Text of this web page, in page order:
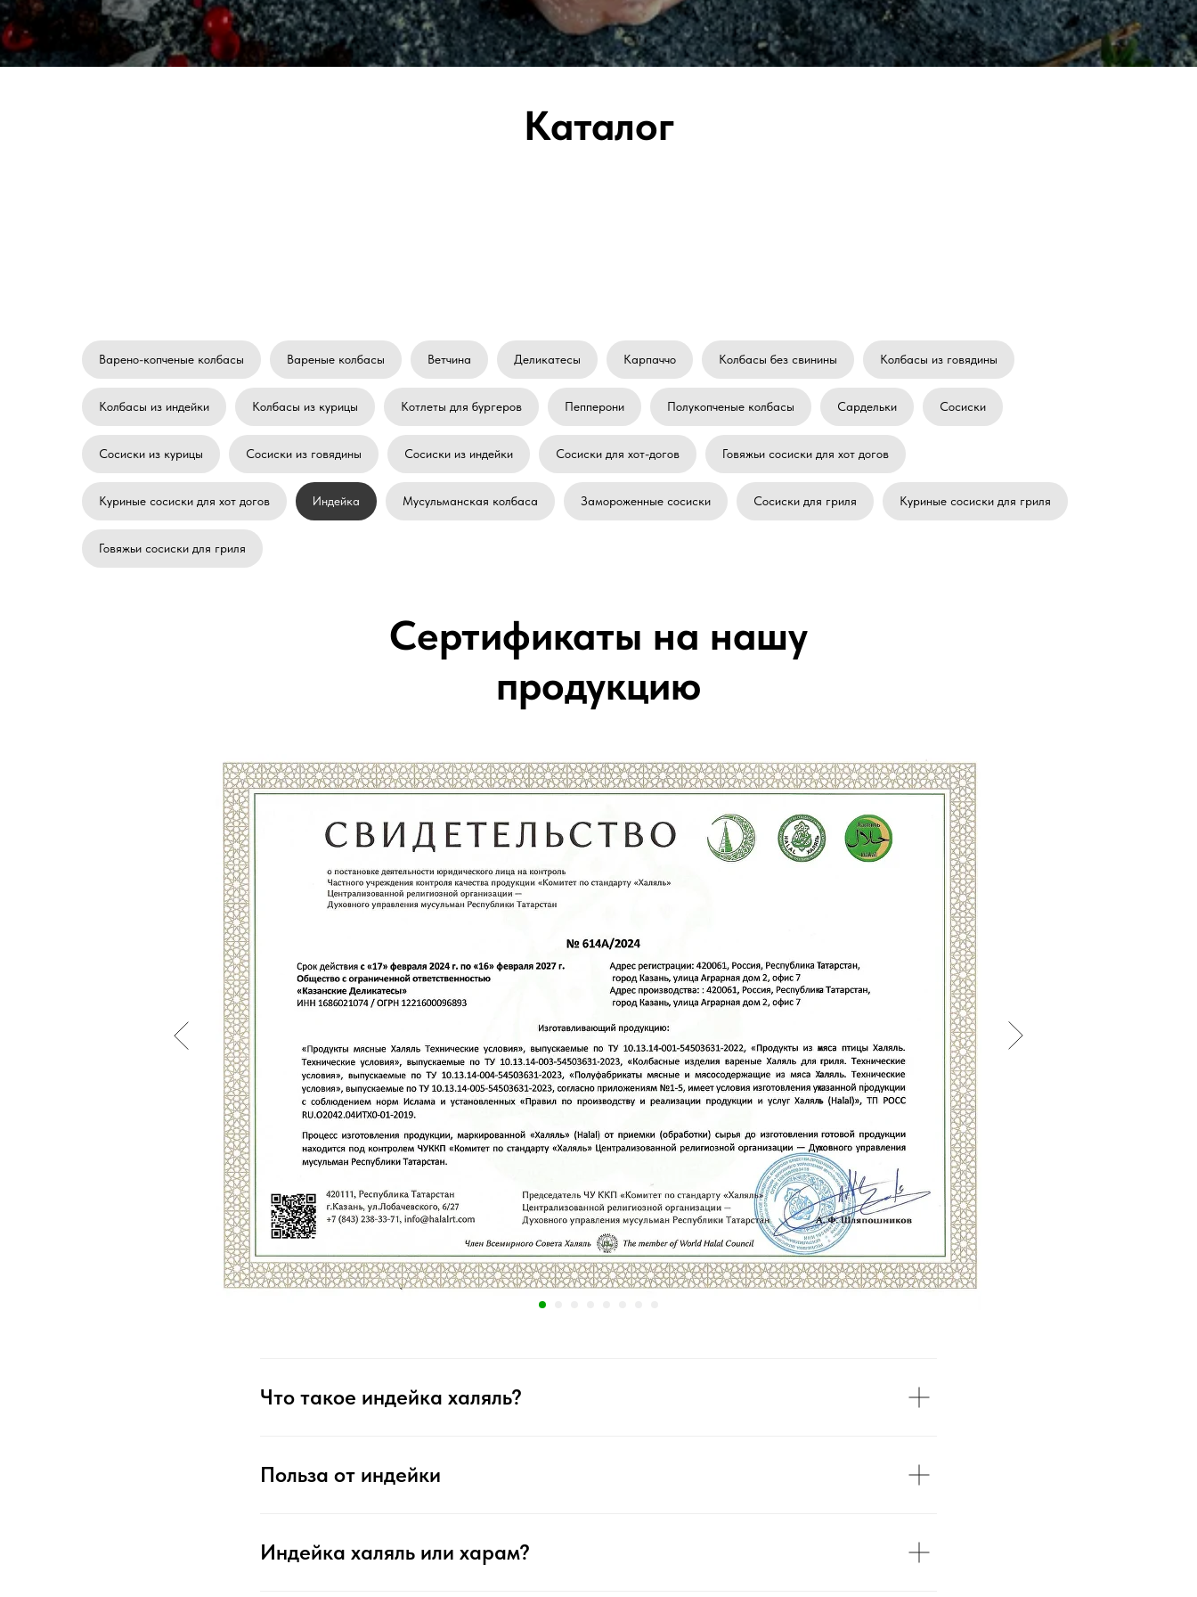
Каталог
Варено-копченые колбасы Вареные колбасы Ветчина Деликатесы Карпаччо Колбасы без свинины Колбасы из говядины
Колбасы из индейки Колбасы из курицы Котлеты для бургеров Пепперони Полукопченые колбасы Сардельки Сосиски
Сосиски из курицы Сосиски из говядины Сосиски из индейки Сосиски для хот-догов Говяжьи сосиски для хот догов
Куриные сосиски для хот догов Индейка Мусульманская колбаса Замороженные сосиски Сосиски для гриля Куриные сосиски для гриля
Говяжьи сосиски для гриля
Сертификаты на нашу
продукцию
Что такое индейка халяль?
Польза от индейки
Индейка халяль или харам?